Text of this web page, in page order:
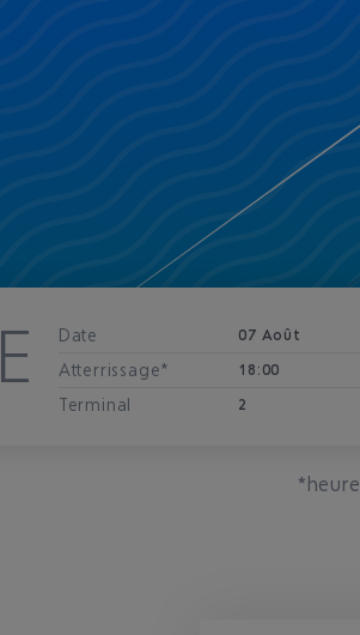
Date 07 Août
Atterrissage* 18:00
Terminal 2